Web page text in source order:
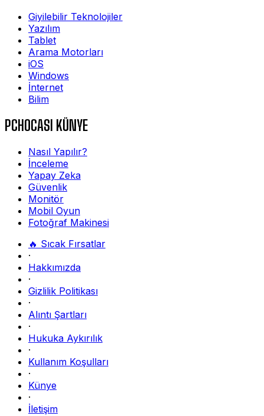
Giyilebilir Teknolojiler
Yazılım
Tablet
Arama Motorları
iOS
Windows
İnternet
Bilim
PCHOCASI KÜNYE
Nasıl Yapılır?
İnceleme
Yapay Zeka
Güvenlik
Monitör
Mobil Oyun
Fotoğraf Makinesi
🔥 Sıcak Fırsatlar
·
Hakkımızda
·
Gizlilik Politikası
·
Alıntı Şartları
·
Hukuka Aykırılık
·
Kullanım Koşulları
·
Künye
·
İletişim